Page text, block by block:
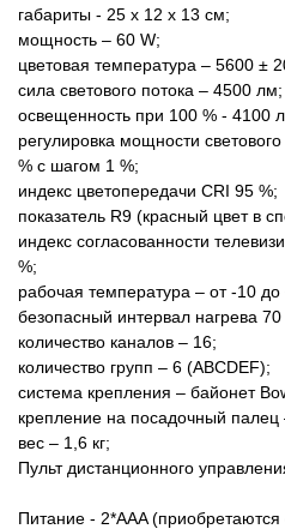
габариты - 25 x 12 x 13 cм;
мощность – 60 W;
цветовая температура – 5600 ±
сила светового потока – 4500 лм;
освещенность при 100 % - 4100
регулировка мощности
% с шагом 1 %;
индекс цветопередачи CRI 95 %;
показатель R9 (красный цвет в
индекс согласованности
%;
рабочая температура – от -10 до
безопасный интервал нагрева
количество каналов – 16;
количество групп – 6 (ABCDEF);
система крепления – байонет
крепление на посадочный
вес – 1,6 кг;
Пульт дистанционного
Питание - 2*AAA (приобретаются